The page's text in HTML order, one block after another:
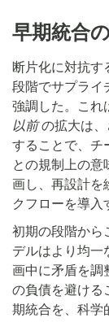
早期統合
断片化に対抗す
段階でサプライ
強調した。これ
以前の拡大は
することで、チ
との規制上の
画し、再設計を
クフローを導入
初期の段階から
デルはより均一
画中に矛盾を調
の負債を避ける
期統合を、科学